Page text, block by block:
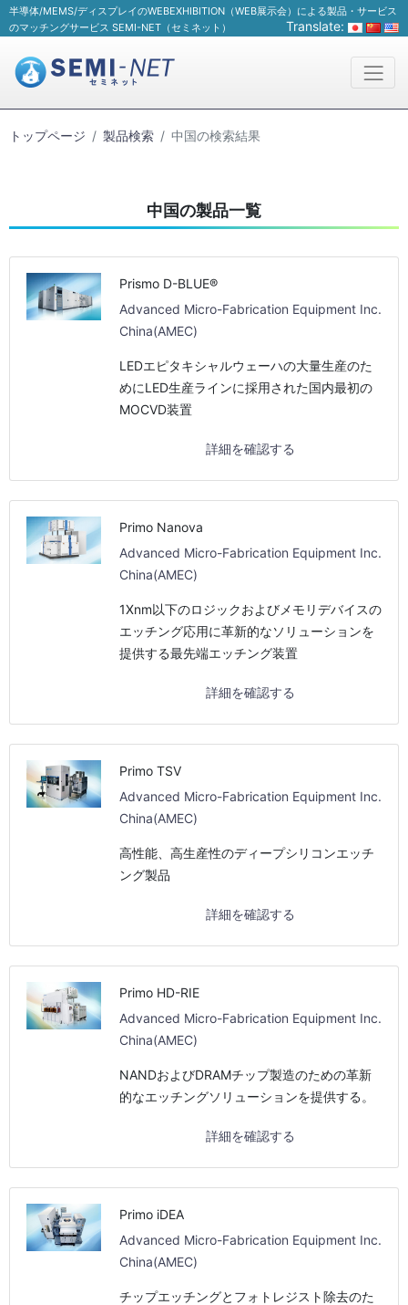
半導体/MEMS/ディスプレイのWEBEXHIBITION（WEB展示会）による製品・サービス
のマッチングサービス SEMI-NET（セミネット）
Translate:
トップページ 製品検索 中国の検索結果
中国の製品一覧
Prismo D-BLUE®
Advanced Micro-Fabrication Equipment Inc.
China(AMEC)
LEDエピタキシャルウェーハの大量生産のた
めにLED生産ラインに採用された国内最初の
MOCVD装置
詳細を確認する
Primo Nanova
Advanced Micro-Fabrication Equipment Inc.
China(AMEC)
1Xnm以下のロジックおよびメモリデバイスの
エッチング応用に革新的なソリューションを
提供する最先端エッチング装置
詳細を確認する
Primo TSV
Advanced Micro-Fabrication Equipment Inc.
China(AMEC)
高性能、高生産性のディープシリコンエッチ
ング製品
詳細を確認する
Primo HD-RIE
Advanced Micro-Fabrication Equipment Inc.
China(AMEC)
NANDおよびDRAMチップ製造のための革新
的なエッチングソリューションを提供する。
詳細を確認する
Primo iDEA
Advanced Micro-Fabrication Equipment Inc.
China(AMEC)
チップエッチングとフォトレジスト除去のた